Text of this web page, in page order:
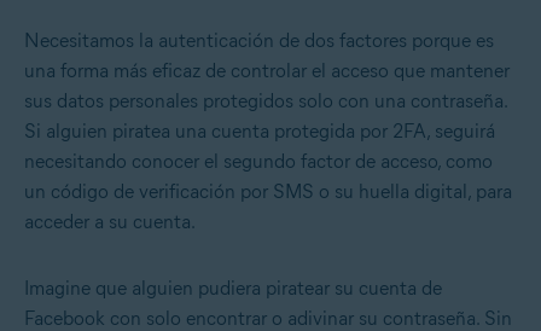
Necesitamos la autenticación de dos factores porque es
una forma más eficaz de controlar el acceso que mantener
sus datos personales protegidos solo con una contraseña.
Si alguien piratea una cuenta protegida por 2FA, seguirá
necesitando conocer el segundo factor de acceso, como
un código de verificación por SMS o su huella digital, para
acceder a su cuenta.
Imagine que alguien pudiera piratear su cuenta de
Facebook con solo encontrar o adivinar su contraseña. Sin